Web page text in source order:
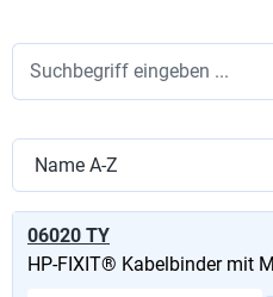
06020 TY
HP-FIXIT® Kabelbinder mit